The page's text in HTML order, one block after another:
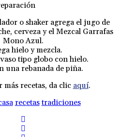
o shaker agrega el jugo de
cerveza y el Mezcal Garrafas
Mono Azul.
hielo y mezcla.
tipo globo con hielo.
una rebanada de piña.
recetas, da clic aquí.
recetas tradiciones